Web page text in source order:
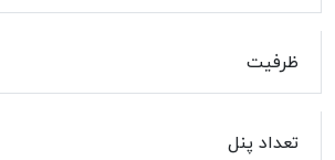
ظرفیت
تعداد پنل